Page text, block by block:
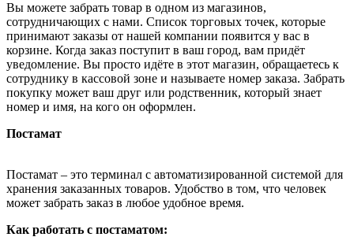
Вы можете забрать товар в одном из магазинов,
сотрудничающих с нами. Список торговых точек, которые
принимают заказы от нашей компании появится у вас в
корзине. Когда заказ поступит в ваш город, вам придёт
уведомление. Вы просто идёте в этот магазин, обращаетесь к
сотруднику в кассовой зоне и называете номер заказа. Забрать
покупку может ваш друг или родственник, который знает
номер и имя, на кого он оформлен.
Постамат
Постамат – это терминал с автоматизированной системой для
хранения заказанных товаров. Удобство в том, что человек
может забрать заказ в любое удобное время.
Как работать с постаматом: